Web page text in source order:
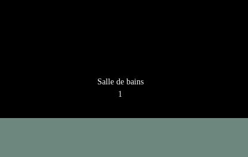
Salle de bains
1